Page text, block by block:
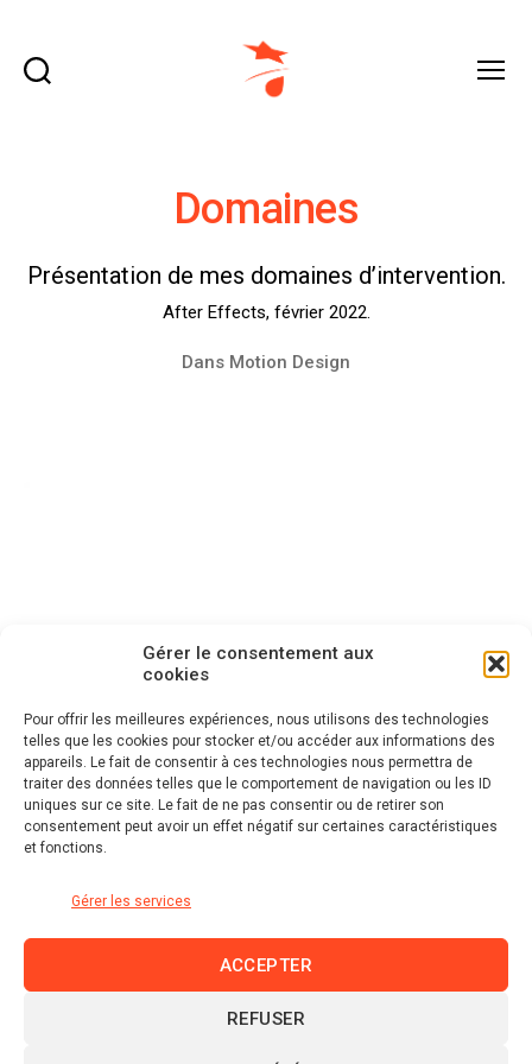
Gérer le consentement aux
cookies
Pour offrir les meilleures expériences, nous utilisons des technologies
telles que les cookies pour stocker et/ou accéder aux informations des
appareils. Le fait de consentir à ces technologies nous permettra de
traiter des données telles que le comportement de navigation ou les ID
uniques sur ce site. Le fait de ne pas consentir ou de retirer son
consentement peut avoir un effet négatif sur certaines caractéristiques
et fonctions.
Gérer les services
ACCEPTER
REFUSER
Domaines
Présentation de mes domaines d’intervention.
After Effects, février 2022.
Dans Motion Design